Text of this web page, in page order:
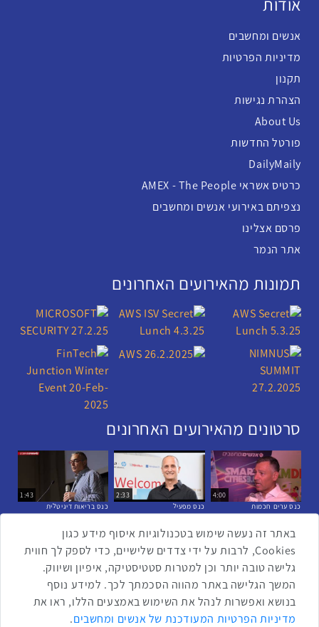
אודות
אנשים ומחשבים
מדיניות הפרטיות
תקנון
הצהרת נגישות
About Us
פורטל החדשות
DailyMaily
כרטיס אשראי AMEX - The People
נצפיתם באירועי אנשים ומחשבים
פרסם אצלינו
אתר הנמר
תמונות מהאירועים האחרונים
סרטונים מהאירועים האחרונים
4:00
כנס ערים חכמות
2:33
כנס מפעיל
1:43
כנס בריאות דיגיטלית
כנס RPA
כנס בינת יערות הכרמל
כנס F5
שתפו ברשת
באתר זה נעשה שימוש בטכנולוגיות איסוף מידע כגון
Cookies, לרבות על ידי צדדים שלישיים, כדי לספק לך חווית
גלישה טובה יותר וכן למטרות סטטיסטיקה, איפיון ושיווק.
המשך הגלישה באתר מהווה הסכמתך לכך. למידע נוסף
בנושא ואפשרות לנהל את השימוש באמצעים הללו, ראו את
מדיניות הפרטיות המעודכנת של אנשים ומחשבים.